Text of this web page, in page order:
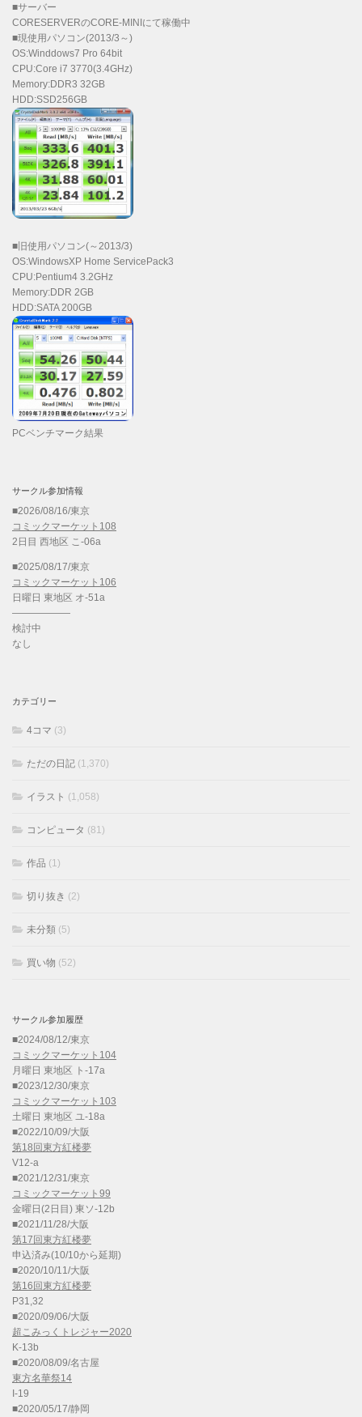
■サーバー
CORESERVERのCORE-MINIにて稼働中
■現使用パソコン(2013/3～)
OS:Winddows7 Pro 64bit
CPU:Core i7 3770(3.4GHz)
Memory:DDR3 32GB
HDD:SSD256GB
■旧使用パソコン(～2013/3)
OS:WindowsXP Home ServicePack3
CPU:Pentium4 3.2GHz
Memory:DDR 2GB
HDD:SATA 200GB
PCベンチマーク結果
サークル参加情報
■2026/08/16/東京
コミックマーケット108
2日目 西地区 こ-06a
■2025/08/17/東京
コミックマーケット106
日曜日 東地区 オ-51a
——————
検討中
なし
カテゴリー
4コマ (3)
ただの日記 (1,370)
イラスト (1,058)
コンピュータ (81)
作品 (1)
切り抜き (2)
未分類 (5)
買い物 (52)
サークル参加履歴
■2024/08/12/東京
コミックマーケット104
月曜日 東地区 ト-17a
■2023/12/30/東京
コミックマーケット103
土曜日 東地区 ユ-18a
■2022/10/09/大阪
第18回東方紅楼夢
V12-a
■2021/12/31/東京
コミックマーケット99
金曜日(2日目) 東ソ-12b
■2021/11/28/大阪
第17回東方紅楼夢
申込済み(10/10から延期)
■2020/10/11/大阪
第16回東方紅楼夢
P31,32
■2020/09/06/大阪
超こみっくトレジャー2020
K-13b
■2020/08/09/名古屋
東方名華祭14
I-19
■2020/05/17/静岡